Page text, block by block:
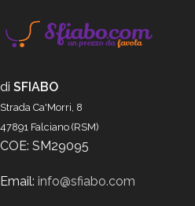
di SFIABO
Strada Ca'Morri, 8
47891 Falciano (RSM)
COE: SM29095
Email: info@sfiabo.com